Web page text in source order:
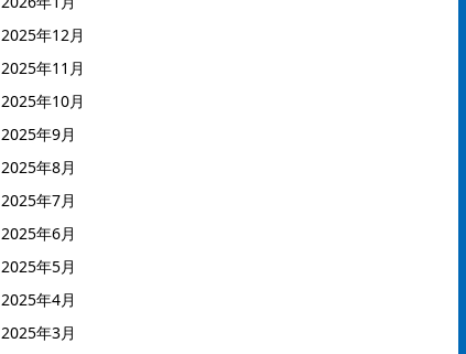
2025年12月
2025年11月
2025年10月
2025年9月
2025年8月
2025年7月
2025年6月
2025年5月
2025年4月
2025年3月